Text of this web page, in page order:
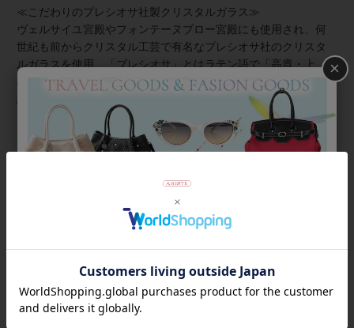
≪こだわりのプレシオサ社製クリスタルガラス≫
ヴェルサイユ宮殿やフォンテーヌブロー宮殿にも使用され、何
世紀も前からクリスタル工芸で有名なプレシオサ社のクリスタ
ルガラスを使用。「プレシオサ」とはラテン語で「高貴・上
品」という意味であり、この名の通り、世界中の人々を魅了し
≪安心のアフターサービス≫
アビステでは購入期間に関わらず下記の通り、アフターサービ
・10粒までは無償、11粒目から有償
商品を使用して、ご自身での接着も可能です。
×